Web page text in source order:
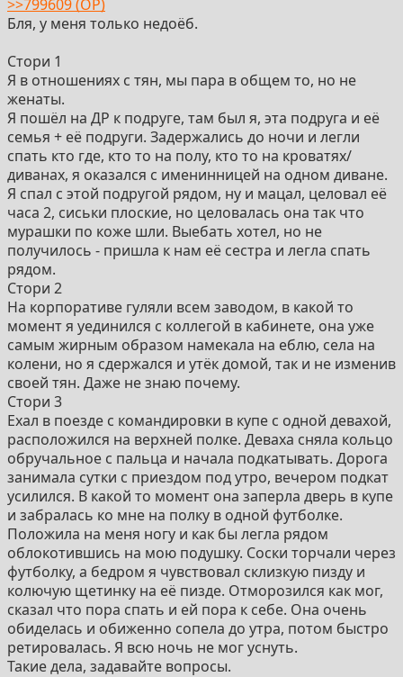
трудится на работе, подмахивая задом какому то
скуфу.
Короче что то куколдского- я не вломился туда и не
дал ему пизды. Наблюдал что смог со своего угла
окошка припалить, потом уехал.
И все лето провел за вот этим ебанутым поведением-
только срабатывал сторожок , я летел на дачу, на свой
наблюдательный пункт. Итого за лето она там была
кроме этого скуфа который оказался ее начальником,
еще с тремя мужиками, кто такие так и не выяснил.
А потом как то резко меня отпустило, вызвал ее на
разговор, призналась, развелись, разъехались,
сейчас даже типа дружим что ли.
Сейчас вспоминаю и испанский стыд ловлю за то, что
несся каждый раз один или два раза в неделю на дачу,
сидел дома ждал пока тренькнет оповещение gsm
сторожка. Там как лох шкерился под окном. Один раз
вообще под дождем полтора часа там сидел. При
всем при этом не так много было видно с моего
наблюдательного пункта. А с другого окна палевно,
там открытое пространство и соседи палят.
Были мысли камеру поставить скрытую, но зассал
покупать, это уголовка же в рф.
Короче было и было. Но никакого фетиша на
вуайеризм не поймал, чисто в моменте было, а
осенью прям самому стало противно от себя и
предъявил ей
>>799609 (OP)
Бля, у меня только недоёб.
Стори 1
Я в отношениях с тян, мы пара в общем то, но не
женаты.
Я пошёл на ДР к подруге, там был я, эта подруга и её
семья + её подруги. Задержались до ночи и легли
спать кто где, кто то на полу, кто то на кроватях/
диванах, я оказался с именинницей на одном диване.
Я спал с этой подругой рядом, ну и мацал, целовал её
часа 2, сиськи плоские, но целовалась она так что
мурашки по коже шли. Выебать хотел, но не
получилось - пришла к нам её сестра и легла спать
рядом.
Стори 2
На корпоративе гуляли всем заводом, в какой то
момент я уединился с коллегой в кабинете, она уже
самым жирным образом намекала на еблю, села на
колени, но я сдержался и утёк домой, так и не изменив
своей тян. Даже не знаю почему.
Стори 3
Ехал в поезде с командировки в купе с одной девахой,
расположился на верхней полке. Деваха сняла кольцо
обручальное с пальца и начала подкатывать. Дорога
занимала сутки с приездом под утро, вечером подкат
усилился. В какой то момент она заперла дверь в купе
и забралась ко мне на полку в одной футболке.
Положила на меня ногу и как бы легла рядом
облокотившись на мою подушку. Соски торчали через
футболку, а бедром я чувствовал склизкую пизду и
колючую щетинку на её пизде. Отморозился как мог,
сказал что пора спать и ей пора к себе. Она очень
обиделась и обиженно сопела до утра, потом быстро
ретировалась. Я всю ночь не мог уснуть.
Такие дела, задавайте вопросы.